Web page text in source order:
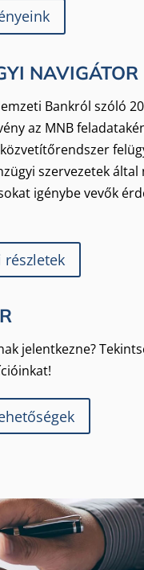
NAVIGÁTOR
Bankról szóló
az MNB
szervezetek
igénybe vevők
részletek
jelentkezne?